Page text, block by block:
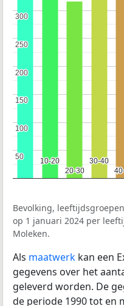
10-20
10-20
20-30
20-30
30-40
30-40
50
50
100
100
150
150
200
200
250
250
300
300
Bevolking,
op 1 januari 2024 per
Moleken.
Als maatwerk kan een
gegevens over het
geleverd worden. De
de periode 1990 tot en